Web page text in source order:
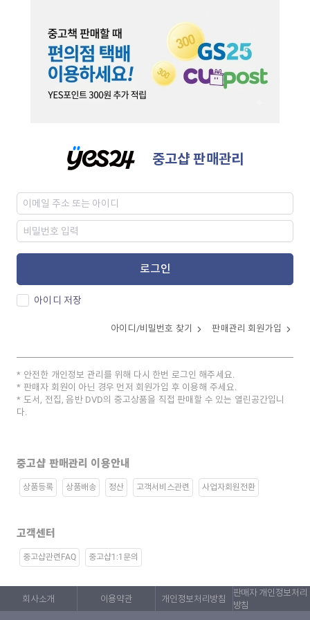
중고샵 판매관리
로그인
아이디 저장
아이디/비밀번호 찾기 판매관리 회원가입
안전한 개인정보 관리를 위해 다시 한번 로그인 해주세요.
판매자 회원이 아닌 경우 먼저 회원가입 후 이용해 주세요.
도서, 전집, 음반 DVD의 중고상품을 직접 판매할 수 있는 열린공간입니
다.
중고샵 판매관리 이용안내
상품등록 상품배송 정산 고객서비스관련 사업자회원전환
고객센터
중고샵관련FAQ 중고샵1:1문의
회사소개 이용약관 개인정보처리방침
판매자 개인정보처리
방침